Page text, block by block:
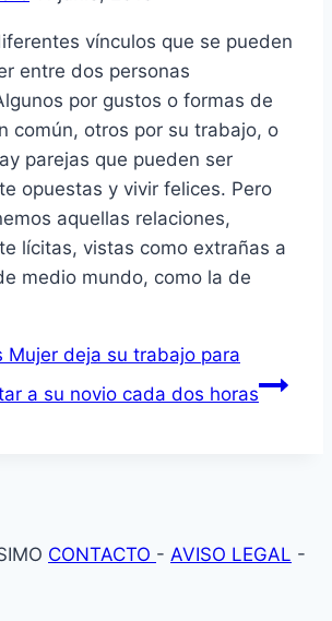
vínculos que se pueden
entre dos personas
por gustos o formas de
común, otros por su trabajo, o
parejas que pueden ser
opuestas y vivir felices. Pero
aquellas relaciones,
lícitas, vistas como extrañas a
medio mundo, como la de
Mujer deja su trabajo para
a su novio cada dos horas
CONTACTO - AVISO LEGAL -